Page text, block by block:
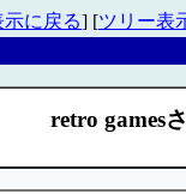
示に戻る] [ツリー表
retro games